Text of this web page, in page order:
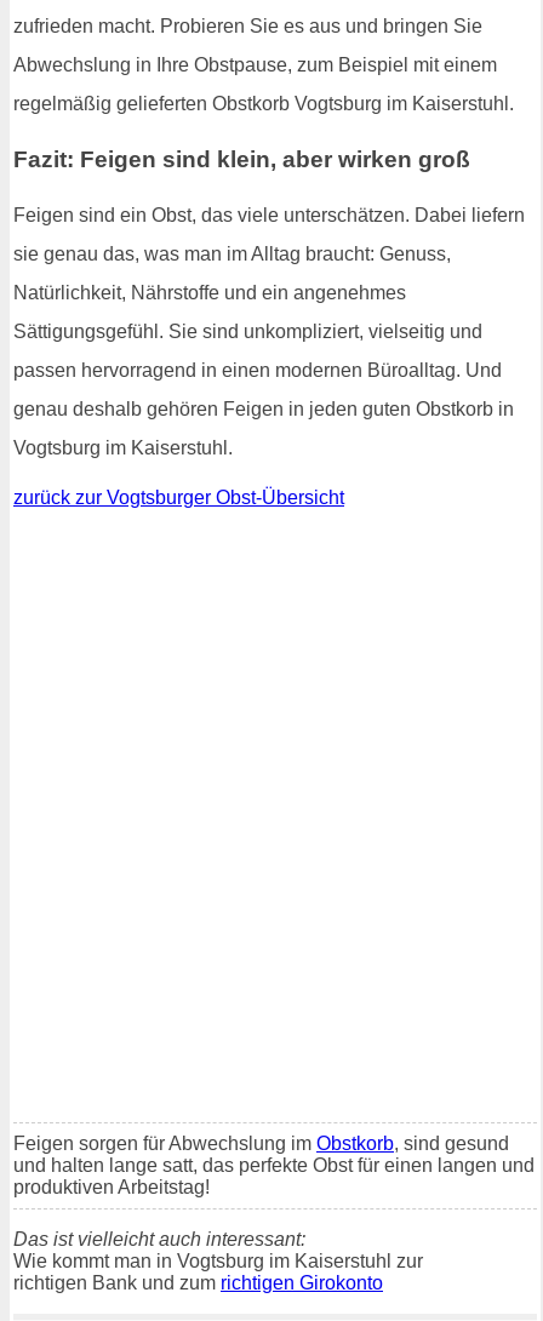
zufrieden macht. Probieren Sie es aus und bringen Sie
Abwechslung in Ihre Obstpause, zum Beispiel mit einem
regelmäßig gelieferten Obstkorb Vogtsburg im Kaiserstuhl.
Fazit: Feigen sind klein, aber wirken groß
Feigen sind ein Obst, das viele unterschätzen. Dabei liefern
sie genau das, was man im Alltag braucht: Genuss,
Natürlichkeit, Nährstoffe und ein angenehmes
Sättigungsgefühl. Sie sind unkompliziert, vielseitig und
passen hervorragend in einen modernen Büroalltag. Und
genau deshalb gehören Feigen in jeden guten Obstkorb in
Vogtsburg im Kaiserstuhl.
zurück zur Vogtsburger Obst-Übersicht
Feigen sorgen für Abwechslung im Obstkorb, sind gesund
und halten lange satt, das perfekte Obst für einen langen und
produktiven Arbeitstag!
Das ist vielleicht auch interessant:
Wie kommt man in Vogtsburg im Kaiserstuhl zur
richtigen Bank und zum richtigen Girokonto